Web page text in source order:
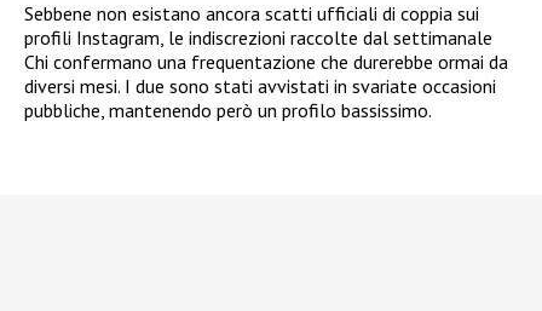
Sebbene non esistano ancora scatti ufficiali di coppia sui
profili Instagram, le indiscrezioni raccolte dal settimanale
Chi confermano una frequentazione che durerebbe ormai da
diversi mesi. I due sono stati avvistati in svariate occasioni
pubbliche, mantenendo però un profilo bassissimo.